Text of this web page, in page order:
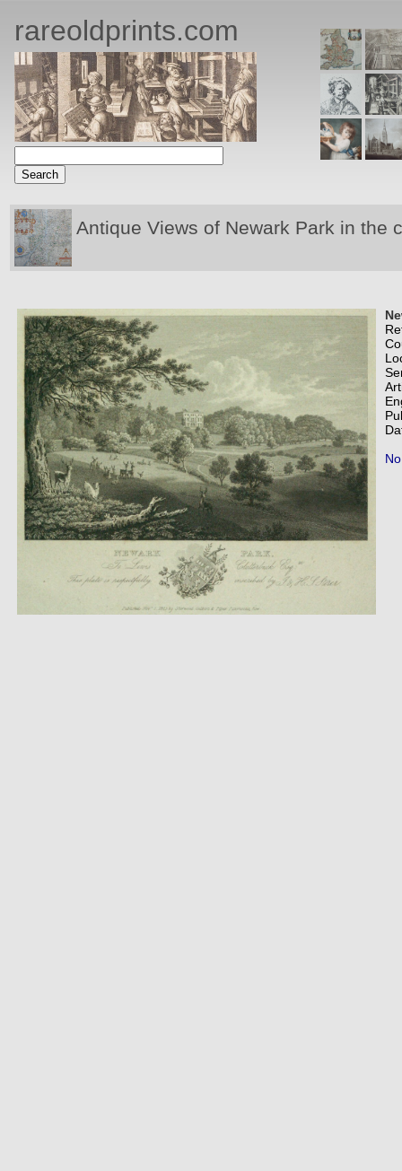
rareoldprints.com
Antique Views of Newark Park in the